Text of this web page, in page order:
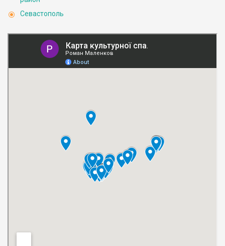
Севастополь